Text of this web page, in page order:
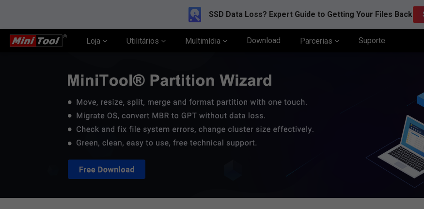
SSD Data Loss? Expert Guide to Getting Your Files Back
Loja Utilitários Multimídia Download Parcerias Suporte